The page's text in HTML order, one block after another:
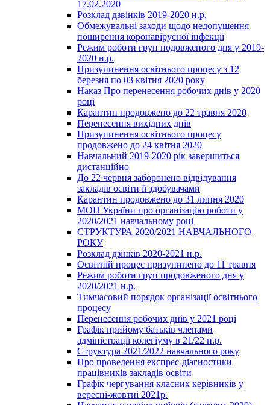
17.02.2020
Розклад дзвінків 2019-2020 н.р.
Обмежувальні заходи щодо недопушення
поширення коронавірусної інфекції
Режим роботи груп подовженого дня у 2019-
2020 н.р.
Призупинення освітнього процесу з 12
березня по 03 квітня 2020 року
Наказ Про перенесення робочих днів у 2020
році
Карантин продовжено до 22 травня 2020
Перенесення вихідних днів
Призупинення освітнього процесу
продовжено до 24 квітня 2020
Навчальний 2019-2020 рік завершиться
дистанційно
До 22 червня заборонено відвідування
закладів освіти її здобувачами
Карантин продовжено до 31 липня 2020
МОН України про організацію роботи у
2020/2021 навчальному році
СТРУКТУРА 2020/2021 НАВЧАЛЬНОГО
РОКУ
Розклад дзінків 2020-2021 н.р.
Освітній процес призупинено до 11 травня
Режим роботи груп продовженого дня у
2020/2021 н.р.
Тимчасовий порядок організації освітнього
процесу
Перенесення робочих днів у 2021 році
Графік прийому батьків членами
адміністрації колегіуму в 21/22 н.р.
Структура 2021/2022 навчального року
Про проведення експрес-діагностики
працівників закладів освіти
Графік чергування класних керівників у
вересні-жовтні 2021р.